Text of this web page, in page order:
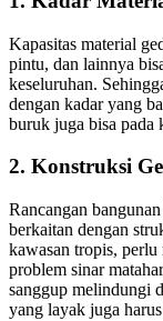
Kapasitas material
pintu, dan lainnya
keseluruhan.
dengan kadar yang
buruk juga bisa pada
2. Konstruksi
Rancangan
berkaitan dengan
kawasan tropis, perlu
problem sinar
sanggup melindungi
yang layak juga